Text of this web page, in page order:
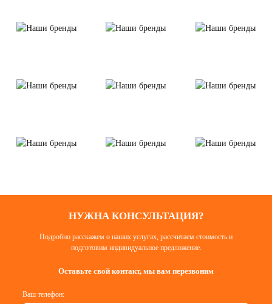
НУЖНА КОНСУЛЬТАЦИЯ?
Подробно расскажем о наших услугах, рассчитаем стоимость и
подготовим индивидуальное предложение.
Оставьте свой контакт, мы вам перезвоним
Ваш телефон: